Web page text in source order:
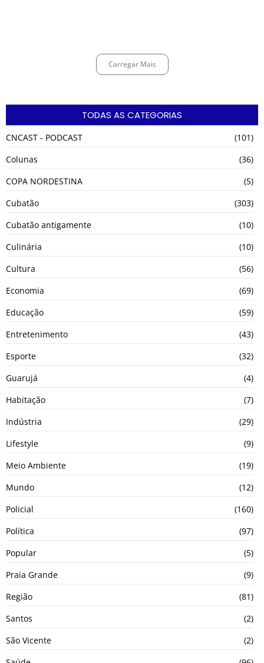
Carregar Mais
TODAS AS CATEGORIAS
CNCAST - PODCAST
(101)
Colunas
(36)
COPA NORDESTINA
(5)
Cubatão
(303)
Cubatão antigamente
(10)
Culinária
(10)
Cultura
(56)
Economia
(69)
Educação
(59)
Entretenimento
(43)
Esporte
(32)
Guarujá
(4)
Habitação
(7)
Indústria
(29)
Lifestyle
(9)
Meio Ambiente
(19)
Mundo
(12)
Policial
(160)
Política
(97)
Popular
(5)
Praia Grande
(9)
Região
(81)
Santos
(2)
São Vicente
(2)